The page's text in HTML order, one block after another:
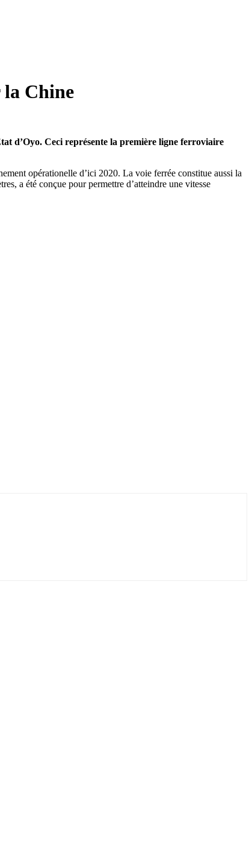
la Chine
d’Oyo. Ceci représente la première ligne ferroviaire
opérationelle d’ici 2020. La voie ferrée constitue aussi la
a été conçue pour permettre d’atteindre une vitesse